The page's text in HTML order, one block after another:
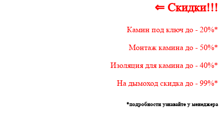
⇐ Скидки!!!
Камин под ключ до - 20%*
Монтаж камина до - 50%*
Изоляция для камина до - 40%*
На дымоход скидка до - 99%*
*подробности узнавайте у менеджера